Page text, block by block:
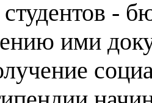
студентов -
ими